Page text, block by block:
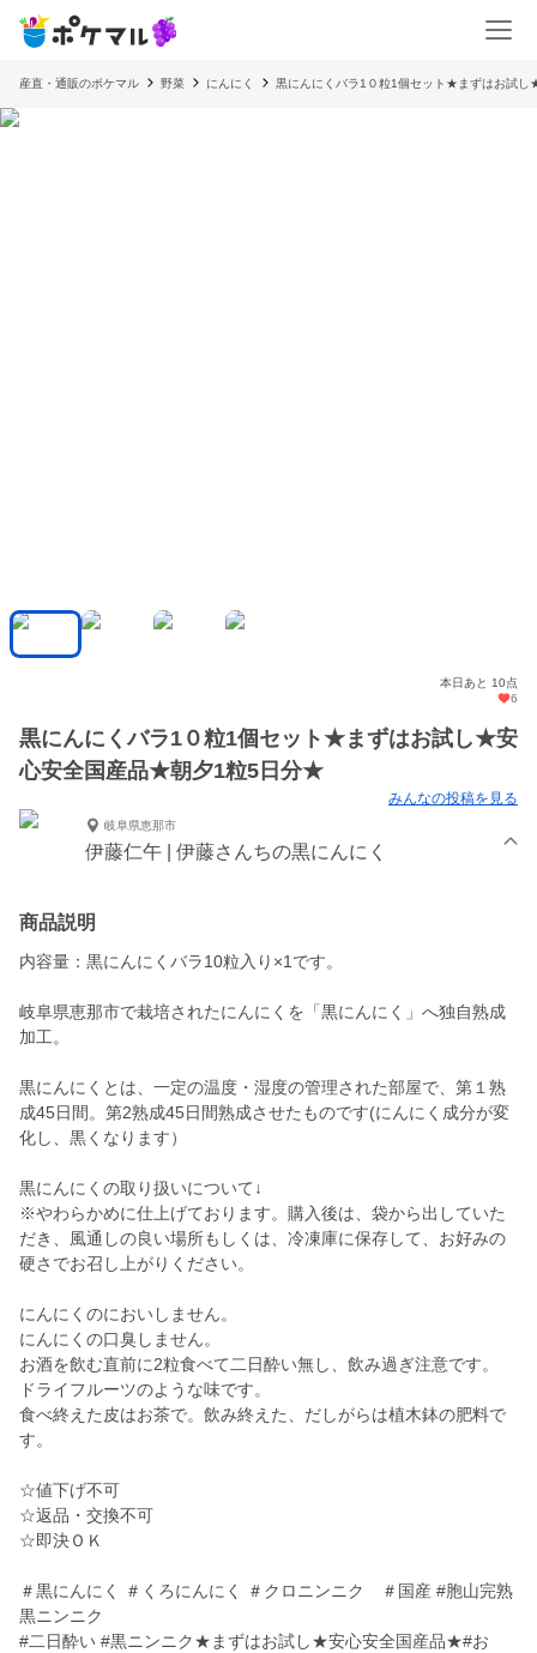
産直・通販のポケマル 野菜 にんにく 黒にんにくバラ1０粒1個セット★まずはお試
本日あと 10点
6
黒にんにくバラ1０粒1個セット★まずはお試し★安
心安全国産品★朝夕1粒5日分★
みんなの投稿を見る
岐阜県恵那市
伊藤仁午 | 伊藤さんちの黒にんにく
商品説明
内容量：黒にんにくバラ10粒入り×1です。
岐阜県恵那市で栽培されたにんにくを「黒にんにく」へ独自熟成
加工。
黒にんにくとは、一定の温度・湿度の管理された部屋で、第１熟
成45日間。第2熟成45日間熟成させたものです(にんにく成分が変
化し、黒くなります）
黒にんにくの取り扱いについて↓
※やわらかめに仕上げております。購入後は、袋から出していた
だき、風通しの良い場所もしくは、冷凍庫に保存して、お好みの
硬さでお召し上がりください。
にんにくのにおいしません。
にんにくの口臭しません。
お酒を飲む直前に2粒食べて二日酔い無し、飲み過ぎ注意です。
ドライフルーツのような味です。
食べ終えた皮はお茶で。飲み終えた、だしがらは植木鉢の肥料で
す。
☆値下げ不可
☆返品・交換不可
☆即決ＯＫ
＃黒にんにく ＃くろにんにく ＃クロニンニク ＃国産 #胞山完熟
黒ニンニク
#二日酔い #黒ニンニク★まずはお試し★安心安全国産品★#お